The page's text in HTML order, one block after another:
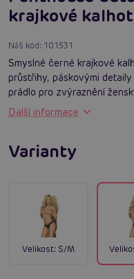
krajkové
Náš kód: 101531
Smyslné černé krajkové
průstřihy, páskovými
prádlo pro zvýraznění
Další informace
Varianty
Velikost: S/M